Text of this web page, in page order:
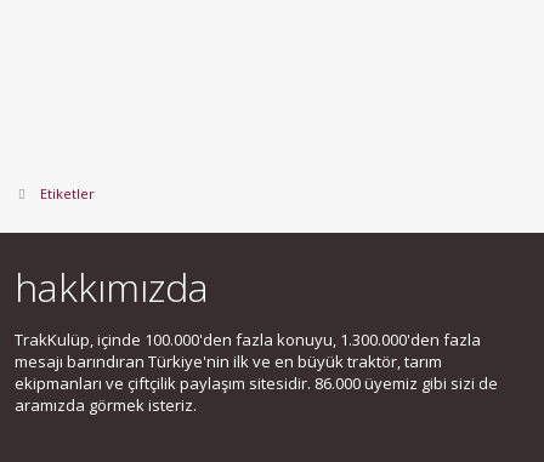
Etiketler
hakkımızda
TrakKulüp, içinde 100.000'den fazla konuyu, 1.300.000'den fazla
mesajı barındıran Türkiye'nin ilk ve en büyük traktör, tarım
ekipmanları ve çiftçilik paylaşım sitesidir. 86.000 üyemiz gibi sizi de
aramızda görmek isteriz.